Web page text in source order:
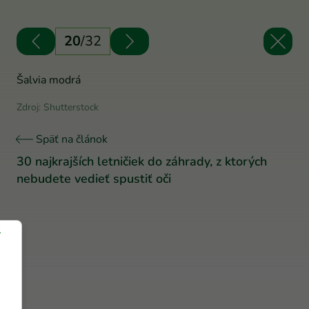
20/32
Šalvia modrá
Zdroj: Shutterstock
Späť na článok
30 najkrajších letničiek do záhrady, z ktorých
nebudete vedieť spustiť oči